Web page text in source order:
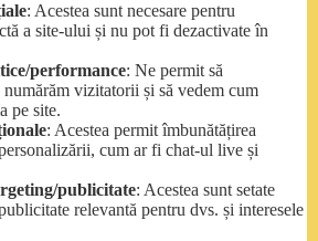
: Acestea sunt necesare pentru
a site-ului și nu pot fi dezactivate în
performance: Ne permit să
numărăm vizitatorii și să vedem cum
pe site.
: Acestea permit îmbunătățirea
cum ar fi chat-ul live și
publicitate: Acestea sunt setate
relevantă pentru dvs. și interesele